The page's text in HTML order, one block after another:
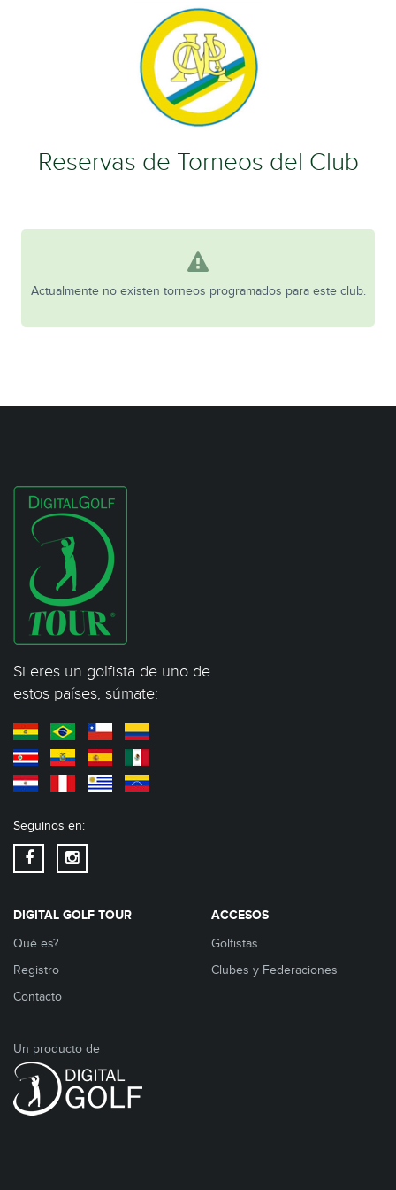
Reservas de Torneos del Club
Actualmente no existen torneos programados para este club.
Si eres un golfista de uno de
estos países, súmate:
Seguinos en:
DIGITAL GOLF TOUR
Qué es?
Registro
Contacto
ACCESOS
Golfistas
Clubes y Federaciones
Un producto de